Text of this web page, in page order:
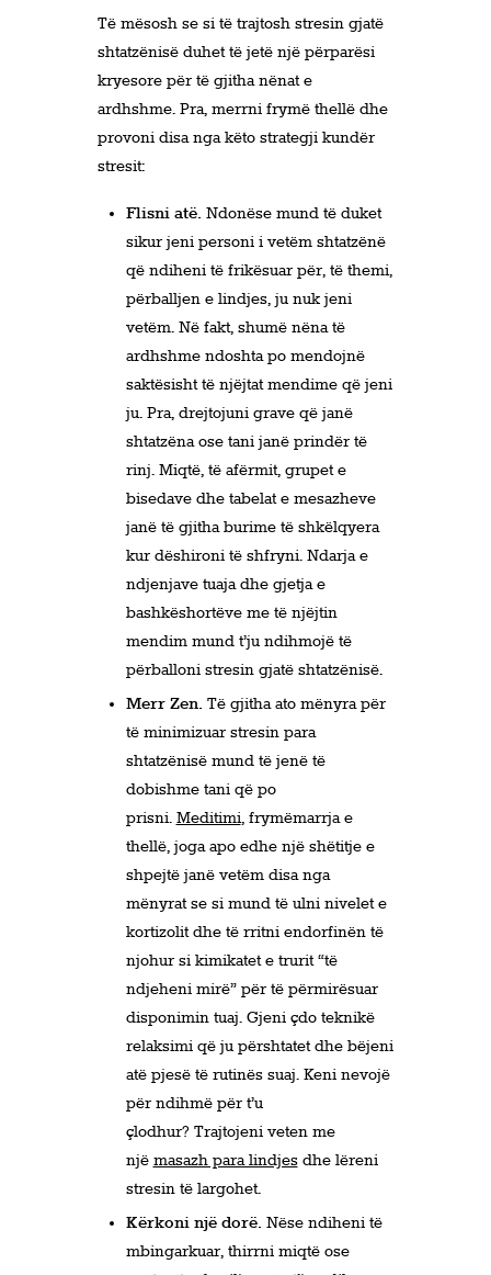
Të mësosh se si të trajtosh stresin gjatë
shtatzënisë duhet të jetë një përparësi
kryesore për të gjitha nënat e
ardhshme. Pra, merrni frymë thellë dhe
provoni disa nga këto strategji kundër
stresit:
Flisni atë. Ndonëse mund të duket
sikur jeni personi i vetëm shtatzënë
që ndiheni të frikësuar për, të themi,
përballjen e lindjes, ju nuk jeni
vetëm. Në fakt, shumë nëna të
ardhshme ndoshta po mendojnë
saktësisht të njëjtat mendime që jeni
ju. Pra, drejtojuni grave që janë
shtatzëna ose tani janë prindër të
rinj. Miqtë, të afërmit, grupet e
bisedave dhe tabelat e mesazheve
janë të gjitha burime të shkëlqyera
kur dëshironi të shfryni. Ndarja e
ndjenjave tuaja dhe gjetja e
bashkëshortëve me të njëjtin
mendim mund t’ju ndihmojë të
përballoni stresin gjatë shtatzënisë.
Merr Zen. Të gjitha ato mënyra për
të minimizuar stresin para
shtatzënisë mund të jenë të
dobishme tani që po
prisni. Meditimi, frymëmarrja e
thellë, joga apo edhe një shëtitje e
shpejtë janë vetëm disa nga
mënyrat se si mund të ulni nivelet e
kortizolit dhe të rritni endorfinën të
njohur si kimikatet e trurit “të
ndjeheni mirë” për të përmirësuar
disponimin tuaj. Gjeni çdo teknikë
relaksimi që ju përshtatet dhe bëjeni
atë pjesë të rutinës suaj. Keni nevojë
për ndihmë për t’u
çlodhur? Trajtojeni veten me
një masazh para lindjesdhe lëreni
stresin të largohet.
Kërkoni një dorë. Nëse ndiheni të
mbingarkuar, thirrni miqtë ose